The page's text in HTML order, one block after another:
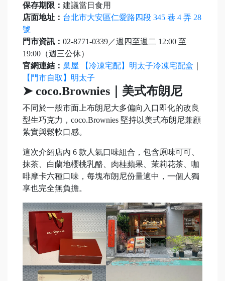
保存期限： 建議當日食用
店面地址： 台北市大安區仁愛路四段 345 巷 4 弄 28
號
門市資訊： 02-8771-0339／週四至週二 12:00 至
19:00（週三公休）
官網連結： 巢屋 【冷凍宅配】明太子冷凍宅配盒
【門市自取】明太子
➤ coco.Brownies｜美式布朗尼
不同於一般市面上布朗尼大多偏向入口即化的改良
型生巧克力，coco.Brownies 堅持以美式布朗尼兼顧
紮實與鬆軟口感。
這次介紹店內 6 款人氣口味組合，包含原味可可、
抹茶、白蘭地櫻桃乳酪、肉桂蘋果、茉莉花茶、咖
啡摩卡六種口味，每塊布朗尼份量適中，一個人獨
享也完全無負擔。